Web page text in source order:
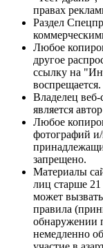
правах
Раздел
Любое
другое
ссылку на
воспрещается.
Владелец
является
Любое
фотографий
запрещено.
Материалы
лиц старше 21
может
правила
обнаружении
немедленно